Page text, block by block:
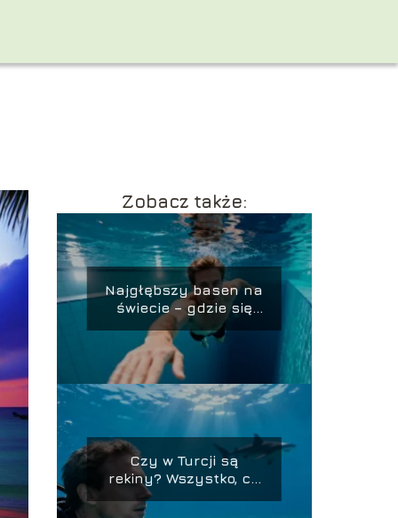
Zobacz także:
Najgłębszy basen na
świecie – gdzie się
znajduje i ile ma
metrów?
Czy w Turcji są
rekiny? Wszystko, co
musisz wiedzieć